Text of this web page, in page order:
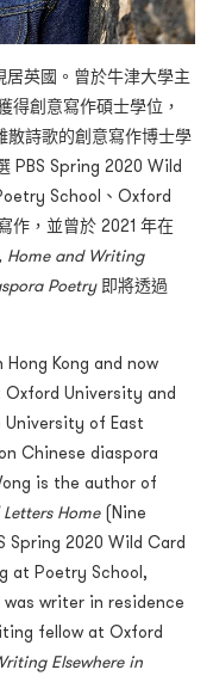
居英國。曾於牛津大學主
創意寫作碩士學位，
詩歌的創意寫作博士學
PBS Spring 2020 Wild
School、Oxford
作，並曾於 2021 年在
Home and Writing
Poetry 即將透過
Kong and now
Oxford University and
of East
Chinese diaspora
is the author of
Letters Home(Nine
Spring 2020 Wild Card
at Poetry School,
writer in residence
fellow at Oxford
Elsewhere in